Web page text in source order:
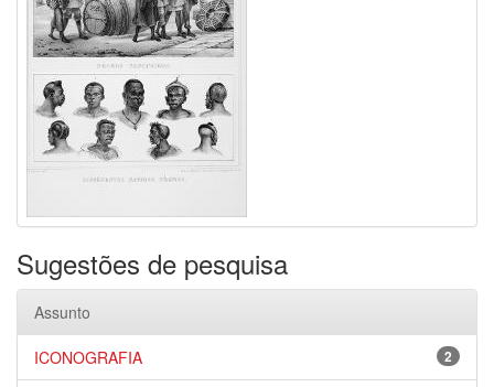
Sugestões de pesquisa
Assunto
2
ICONOGRAFIA